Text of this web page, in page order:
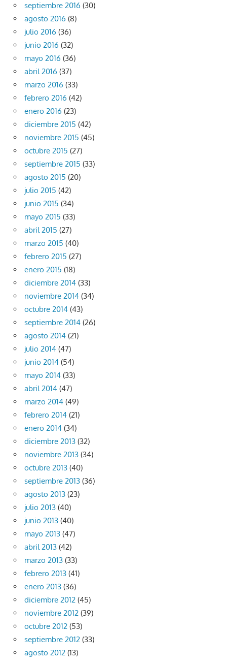
septiembre 2016 (30)
agosto 2016 (8)
julio 2016 (36)
junio 2016 (32)
mayo 2016 (36)
abril 2016 (37)
marzo 2016 (33)
febrero 2016 (42)
enero 2016 (23)
diciembre 2015 (42)
noviembre 2015 (45)
octubre 2015 (27)
septiembre 2015 (33)
agosto 2015 (20)
julio 2015 (42)
junio 2015 (34)
mayo 2015 (33)
abril 2015 (27)
marzo 2015 (40)
febrero 2015 (27)
enero 2015 (18)
diciembre 2014 (33)
noviembre 2014 (34)
octubre 2014 (43)
septiembre 2014 (26)
agosto 2014 (21)
julio 2014 (47)
junio 2014 (54)
mayo 2014 (33)
abril 2014 (47)
marzo 2014 (49)
febrero 2014 (21)
enero 2014 (34)
diciembre 2013 (32)
noviembre 2013 (34)
octubre 2013 (40)
septiembre 2013 (36)
agosto 2013 (23)
julio 2013 (40)
junio 2013 (40)
mayo 2013 (47)
abril 2013 (42)
marzo 2013 (33)
febrero 2013 (41)
enero 2013 (36)
diciembre 2012 (45)
noviembre 2012 (39)
octubre 2012 (53)
septiembre 2012 (33)
agosto 2012 (13)